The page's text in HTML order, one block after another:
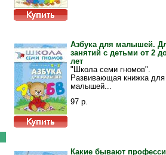
Азбука для малышей.
занятий с детьми от 2
лет
"Школа семи гномов".
Развивающая книжка для
малышей...
97 р.
Какие бывают